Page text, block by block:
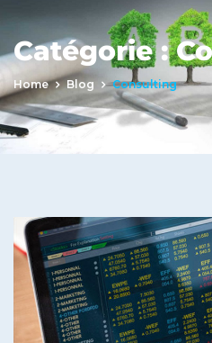
Catégorie :
Home Blog Consulting